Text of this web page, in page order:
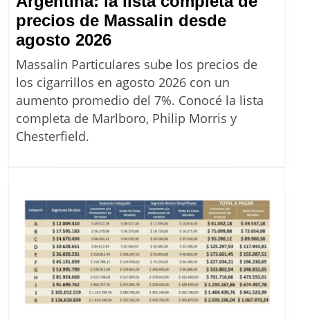
precios de Massalin desde
agosto 2026Aumento
de
cigarrillos
en
Argentina:
precios
de
Massalin
desde
agosto
2026
Massalin Particulares sube los precios de
los cigarrillos en agosto 2026 con un
aumento promedio del 7%. Conocé la lista
completa de Marlboro, Philip Morris y
Chesterfield.